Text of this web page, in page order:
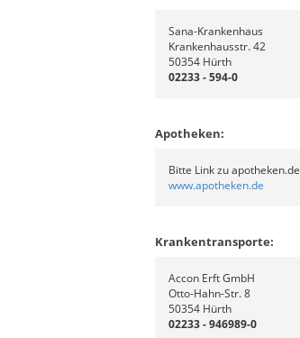
Sana-Krankenhaus
Krankenhausstr. 42
50354 Hürth
02233 - 594-0
Apotheken:
Bitte Link zu
www.apotheken.de
Krankentransporte:
Accon Erft GmbH
Otto-Hahn-Str. 8
50354 Hürth
02233 - 946989-0